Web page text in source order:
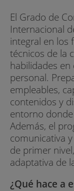
El Grado de
Internacional
integral en los
técnicos de la
habilidades
personal.
empleables,
contenidos y
entorno
Además, el
comunicativa
de primer
adaptativa de
¿Qué hace a